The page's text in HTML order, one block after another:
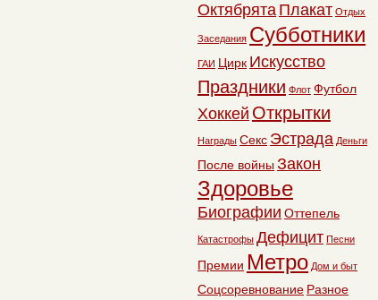
Октябрята Плакат Отдых
Заседания Субботники
ГАИ Цирк Искусство
Праздники Флот Футбол
Хоккей Открытки
Награды Секс Эстрада Деньги
После войны Закон
Здоровье
Биографии Оттепель
Катастрофы Дефицит Песни
Премии Метро Дом и быт
Соцсоревнование Разное